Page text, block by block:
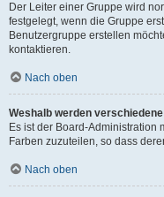
Der Leiter einer Gruppe wird
festgelegt, wenn die Gruppe
Benutzergruppe erstellen
kontaktieren.
Nach oben
Weshalb werden
Es ist der Board-Administration
Farben zuzuteilen, so dass
Nach oben